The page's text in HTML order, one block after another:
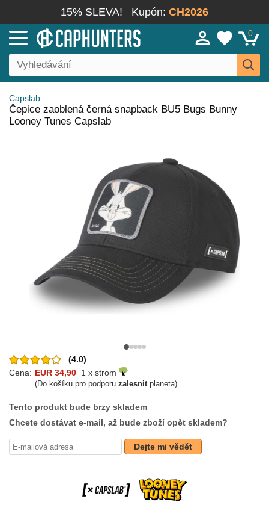
15% SLEVA! Kupón: CH2026
0
Capslab
Čepice zaoblená černá snapback BU5 Bugs Bunny
Looney Tunes Capslab
(4.0)
Cena: EUR 34,90 1 x strom
(Do košíku pro podporu zalesnitplaneta)
Tento produkt bude brzy skladem
Chcete dostávat e-mail, až bude zboží opět skladem?
Dejte mi vědět